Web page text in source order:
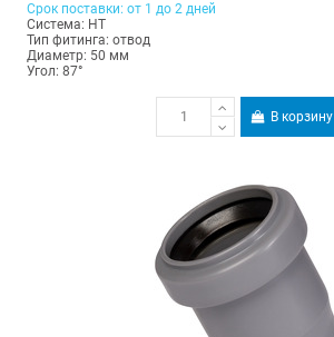
Срок поставки: от 1 до 2 дней
Система: HT
Тип фитинга: отвод
Диаметр: 50 мм
Угол: 87°
В корзину